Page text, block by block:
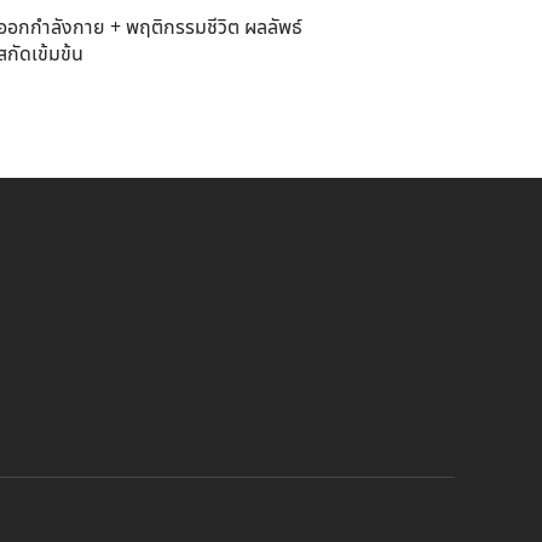
อกกำลังกาย + พฤติกรรมชีวิต ผลลัพธ์
กัดเข้มข้น